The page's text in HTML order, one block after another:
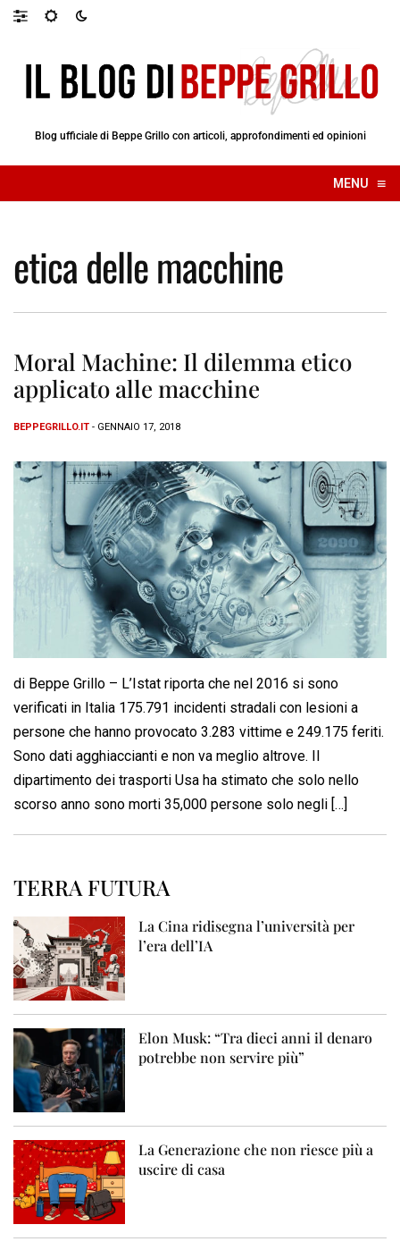
Blog ufficiale di Beppe Grillo con articoli, approfondimenti ed opinioni
MENU ≡
☰
etica delle macchine
Moral Machine: Il dilemma etico
applicato alle macchine
BEPPEGRILLO.IT - GENNAIO 17, 2018
di Beppe Grillo – L’Istat riporta che nel 2016 si sono
verificati in Italia 175.791 incidenti stradali con lesioni a
persone che hanno provocato 3.283 vittime e 249.175 feriti.
Sono dati agghiaccianti e non va meglio altrove. Il
dipartimento dei trasporti Usa ha stimato che solo nello
scorso anno sono morti 35,000 persone solo negli […]
TERRA FUTURA
La Cina ridisegna l’università per
l’era dell’IA
Elon Musk: “Tra dieci anni il denaro
potrebbe non servire più”
La Generazione che non riesce più a
uscire di casa